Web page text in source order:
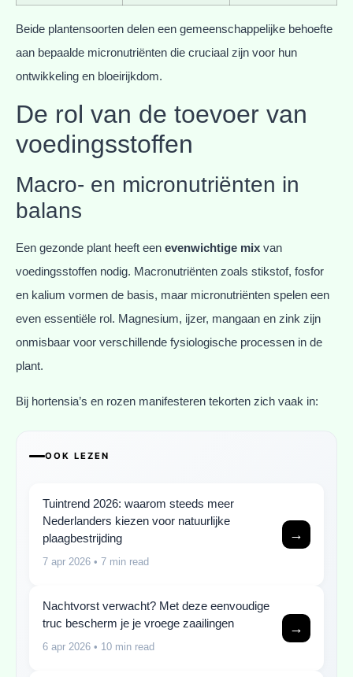
Beide plantensoorten delen een gemeenschappelijke behoefte
aan bepaalde micronutriënten die cruciaal zijn voor hun
ontwikkeling en bloeirijkdom.
De rol van de toevoer van
voedingsstoffen
Macro- en micronutriënten in
balans
Een gezonde plant heeft een evenwichtige mix van
voedingsstoffen nodig. Macronutriënten zoals stikstof, fosfor
en kalium vormen de basis, maar micronutriënten spelen een
even essentiële rol. Magnesium, ijzer, mangaan en zink zijn
onmisbaar voor verschillende fysiologische processen in de
plant.
Bij hortensia’s en rozen manifesteren tekorten zich vaak in:
OOK LEZEN
Tuintrend 2026: waarom steeds meer
Nederlanders kiezen voor natuurlijke
plaagbestrijding
7 apr 2026 • 7 min read
→
Nachtvorst verwacht? Met deze eenvoudige
truc bescherm je je vroege zaailingen
6 apr 2026 • 10 min read
→